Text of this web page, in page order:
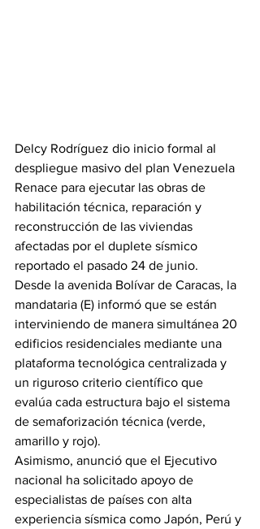
Delcy Rodríguez dio inicio formal al
despliegue masivo del plan Venezuela
Renace para ejecutar las obras de
habilitación técnica, reparación y
reconstrucción de las viviendas
afectadas por el duplete sísmico
reportado el pasado 24 de junio.
Desde la avenida Bolívar de Caracas, la
mandataria (E) informó que se están
interviniendo de manera simultánea 20
edificios residenciales mediante una
plataforma tecnológica centralizada y
un riguroso criterio científico que
evalúa cada estructura bajo el sistema
de semaforización técnica (verde,
amarillo y rojo).
Asimismo, anunció que el Ejecutivo
nacional ha solicitado apoyo de
especialistas de países con alta
experiencia sísmica como Japón, Perú y